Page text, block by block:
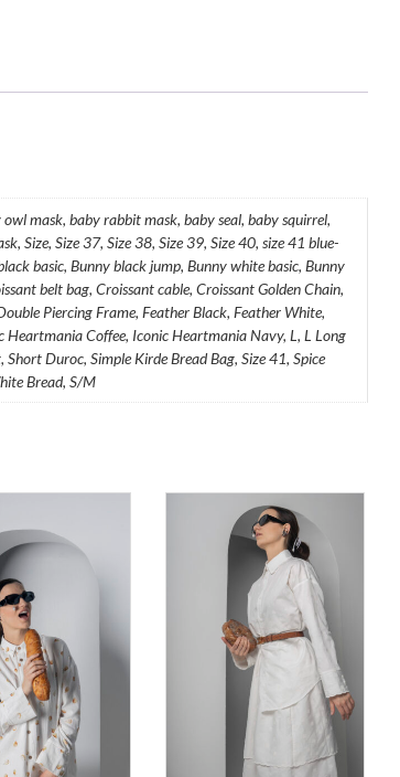
mask, baby rabbit mask, baby seal, baby squirrel,
Size, Size 37, Size 38, Size 39, Size 40, size 41 blue-
basic, Bunny black jump, Bunny white basic, Bunny
belt bag, Croissant cable, Croissant Golden Chain,
Piercing Frame, Feather Black, Feather White,
Coffee, Iconic Heartmania Navy, L, L Long
Duroc, Simple Kirde Bread Bag, Size 41, Spice
Bread, S/M